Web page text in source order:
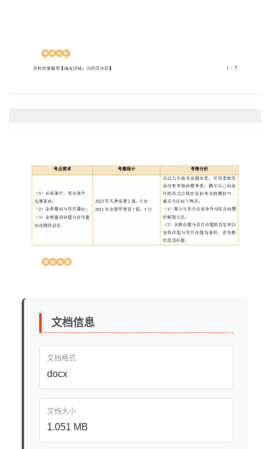
文档信息
文档格式
docx
文档大小
1.051 MB